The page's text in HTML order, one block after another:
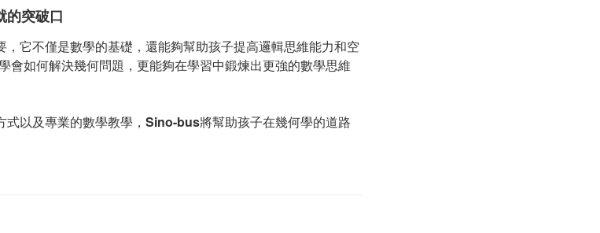
的突破口
它不僅是數學的基礎，還能夠幫助孩子提高邏輯思維能力和空
會如何解決幾何問題，更能夠在學習中鍛煉出更強的數學思維
以及專業的數學教學， Sino-bus將幫助孩子在幾何學的道路